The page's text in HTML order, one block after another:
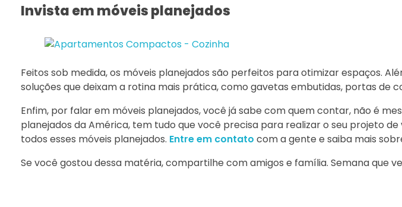
Invista em móveis planejados
Feitos sob medida, os móveis planejados são perfeitos para otimizar espaços.
soluções que deixam a rotina mais prática, como gavetas embutidas, portas de
Enfim, por falar em móveis planejados, você já sabe com quem contar, não é
planejados da América, tem tudo que você precisa para realizar o seu projeto de
todos esses móveis planejados. Entre em contato com a gente e saiba mais
Se você gostou dessa matéria, compartilhe com amigos e família. Semana que